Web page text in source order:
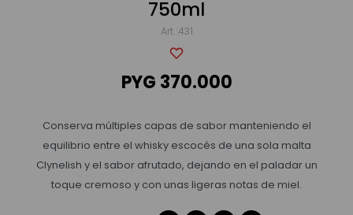
750ml
431
PYG 370.000
Conserva múltiples capas de sabor manteniendo el
equilibrio entre el whisky escocés de una sola malta
Clynelish y el sabor afrutado, dejando en el paladar un
toque cremoso y con unas ligeras notas de miel.
Limpieza del hogar